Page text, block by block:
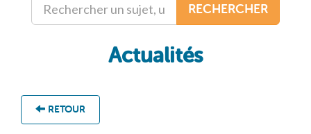
RECHERCHER
Actualités
RETOUR